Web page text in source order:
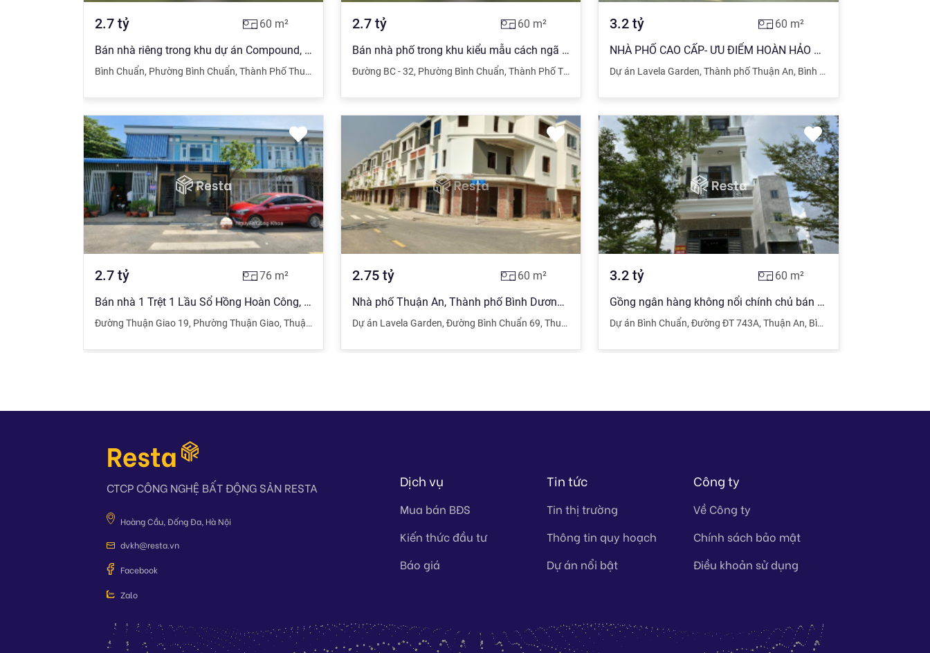
2.7 tỷ 60 m²
Bán nhà riêng trong khu dự án Compound, Dự án đã xong nhận nhà ở ngay
Bình Chuẩn, Phường Bình Chuẩn, Thành Phố Thuận An Bình Dương
2.7 tỷ 60 m²
Bán nhà phố trong khu kiểu mẫu cách ngã tư Bình chuẩn 800m
Đường BC - 32, Phường Bình Chuẩn, Thành Phố Thuận An Bình Dương
3.2 tỷ 60 m²
NHÀ PHỐ CAO CẤP- ƯU ĐIỂM HOÀN HẢO ĐỂ SĂN ĐÓN!!!
Dự án Lavela Garden,Thành phố Thuận An, Bình Dương
2.7 tỷ 76 m²
Bán nhà 1 Trệt 1 Lầu Sổ Hồng Hoàn Công, KDC Hòa Lân II đường Thuận Giao 19 P.Thuận Giao Thuận An
Đường Thuận Giao 19, Phường Thuận Giao, Thuận An Bình Dương
2.75 tỷ 60 m²
Nhà phố Thuận An, Thành phố Bình Dương ngân hàng hỗ trợ 70%
Dự án Lavela Garden, Đường Bình Chuẩn 69, Thuận An Bình Dương
3.2 tỷ 60 m²
Gồng ngân hàng không nổi chính chủ bán căn nhà DT 4x15m, 2 lầu 1 trệt gần ngã tư Miếu Ông Cù TA
Dự án Bình Chuẩn, Đường ĐT 743A, Thuận An, Bình Dương
CTCP CÔNG NGHỆ BẤT ĐỘNG SẢN RESTA
Hoàng Cầu, Đống Đa, Hà Nội
dvkh@resta.vn
Facebook
Zalo
Dịch vụ
Mua bán BĐS
Kiến thức đầu tư
Báo giá
Tin tức
Tin thị trường
Thông tin quy hoạch
Dự án nổi bật
Công ty
Về Công ty
Chính sách bảo mật
Điều khoản sử dụng